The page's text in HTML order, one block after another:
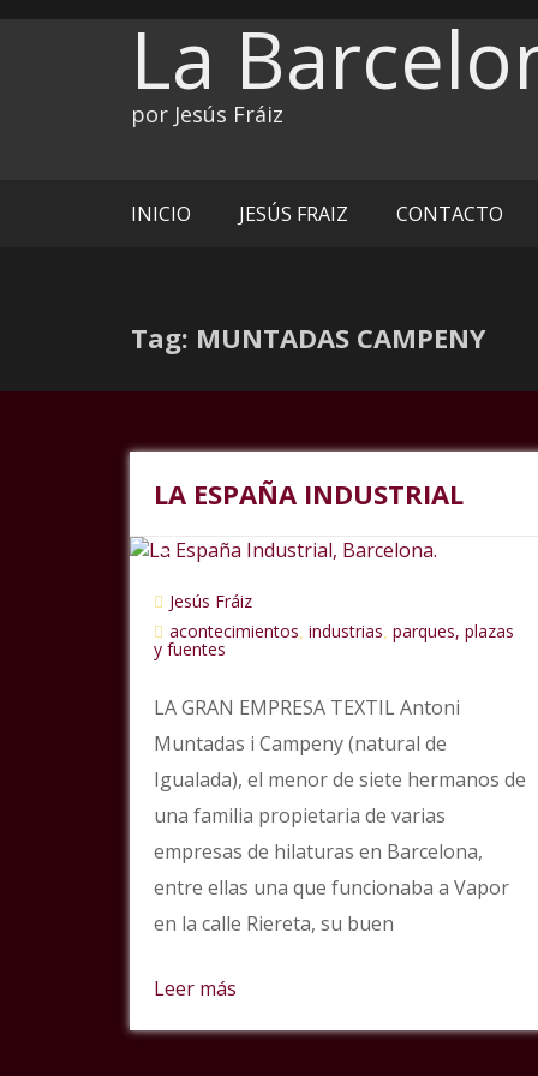
La
por Jesús Fráiz
INICIO JESÚS FRAIZ CONTACTO
Tag: MUNTADAS CAMPENY
LA ESPAÑA INDUSTRIAL
Jesús Fráiz
acontecimientos, industrias, parques, plazas
y fuentes
LA GRAN EMPRESA TEXTIL Antoni
Muntadas i Campeny (natural de
Igualada), el menor de siete hermanos de
una familia propietaria de varias
empresas de hilaturas en Barcelona,
entre ellas una que funcionaba a Vapor
en la calle Riereta, su buen
Leer más